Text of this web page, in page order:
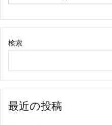
検索
最近の投稿